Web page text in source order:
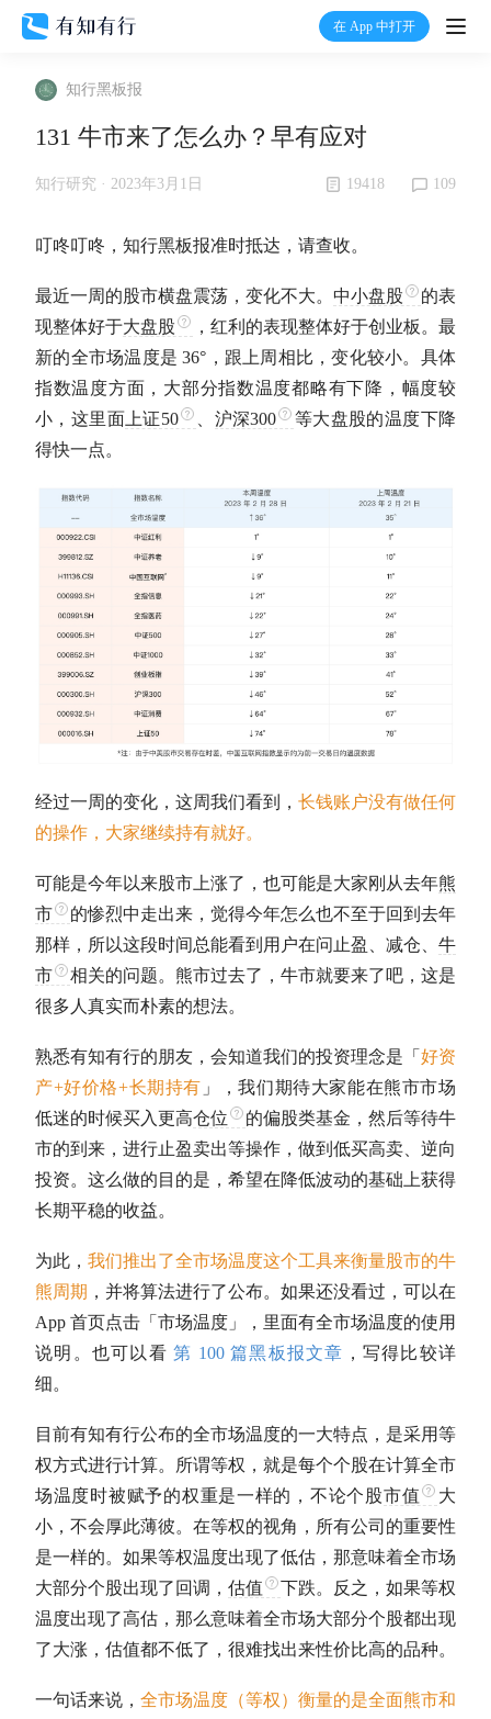
在 App 中打开
打
有行
温度计
知行黑板报
131 牛市来了怎么办？早有应对
知行研究 · 2023年3月1日 19418 109
叮咚叮咚，知行黑板报准时抵达，请查收。
最近一周的股市横盘震荡，变化不大。 中小盘股
的表
现整体好于大盘股
，红利的表现整体好于创业板。最
新的全市场温度是 36°，跟上周相比，变化较小。具体
指数温度方面，大部分指数温度都略有下降，幅度较
小，这里面 上证50 沪深300 等大盘股的温度下降
得快一点。
经过一周的变化，这周我们看到， 长钱账户没有做任何
的操作，大家继续持有就好。
可能是今年以来股市上涨了，也可能是大家刚从去年熊
市
的惨烈中走出来，觉得今年怎么也不至于回到去年
那样，所以这段时间总能看到用户在问止盈、减仓、 牛
市
相关的问题。 熊市过去了， 牛市就要来了吧，这是
很多人真实而朴素的想法。
熟悉有知有行的朋友，会知道我们的投资理念是「 好资
产+好价格+长期持有 」，我们期待大家能在熊市市场
低迷的时候买入更高仓位 的偏股类基金，然后等待牛
市的到来，进行止盈卖出等操作，做到低买高卖、逆向
投资。这么做的目的是，希望在降低波动的基础上获得
长期平稳的收益。
为此， 我们推出了全市场温度这个工具来衡量股市的牛
熊周期 ，并将算法进行了公布。如果还没看过，可以在
App 首页点击「市场温度」，里面有全市场温度的使用
说明。也可以看第 100 篇黑板报文章 ，写得比较详
细。
目前有知有行公布的全市场温度的一大特点，是采用等
权方式进行计算。所谓等权，就是每个个股在计算全市
场温度时被赋予的权重是一样的，不论个股市值
大
小，不会厚此薄彼。在等权的视角，所有公司的重要性
是一样的。如果等权温度出现了低估，那意味着全市场
大部分个股出现了回调， 估值
下跌。反之，如果等权
温度出现了高估，那么意味着全市场大部分个股都出现
了大涨， 估值都不低了，很难找出来性价比高的品种。
一句话来说， 全市场温度（等权）衡量的是全面熊市和